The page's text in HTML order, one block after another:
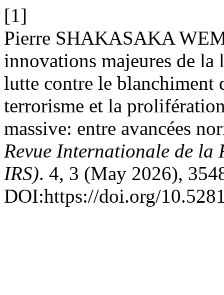
[1]
Pierre SHAKASAKA
innovations majeures de
lutte contre le blanchiment
terrorisme et la
massive: entre avancées
Revue Internationale de la
IRS). 4, 3 (May 2026),
DOI:https://doi.org/